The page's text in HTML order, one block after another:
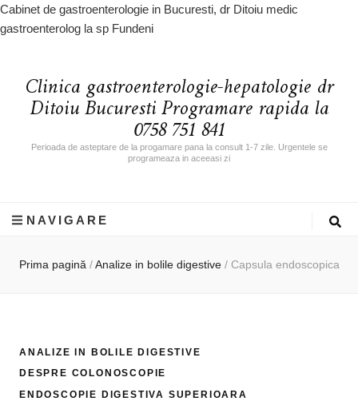
Cabinet de gastroenterologie in Bucuresti, dr Ditoiu medic
gastroenterolog la sp Fundeni
Clinica gastroenterologie-hepatologie dr
Ditoiu Bucuresti Programare rapida la
0758 751 841
Perioada de asteptare de la progamare pana la consult 1-7 zile. Urgentele se
programeaza in aceeasi zi
NAVIGARE
Prima pagină / Analize in bolile digestive / Capsula endoscopica
ANALIZE IN BOLILE DIGESTIVE
DESPRE COLONOSCOPIE
ENDOSCOPIE DIGESTIVA SUPERIOARA